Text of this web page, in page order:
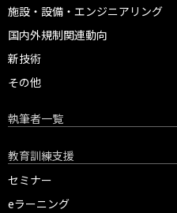
施設・設備・エンジニアリング
国内外規制関連動向
新技術
その他
執筆者一覧
教育訓練支援
セミナー
eラーニング